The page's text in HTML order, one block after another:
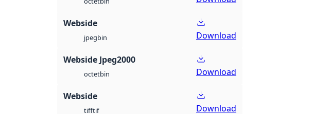
Webside
jpegbin Download
Webside Jpeg2000
octetbin Download
Webside
tifftif Download